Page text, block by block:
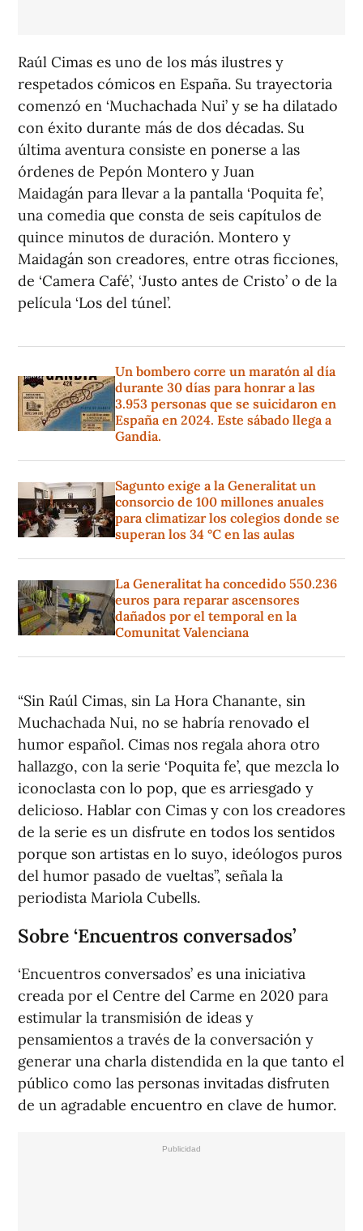
Raúl Cimas es uno de los más ilustres y
respetados cómicos en España. Su trayectoria
comenzó en ‘Muchachada Nui’ y se ha dilatado
con éxito durante más de dos décadas. Su
última aventura consiste en ponerse a las
órdenes de Pepón Montero y Juan
Maidagán para llevar a la pantalla ‘Poquita fe’,
una comedia que consta de seis capítulos de
quince minutos de duración. Montero y
Maidagán son creadores, entre otras ficciones,
de ‘Camera Café’, ‘Justo antes de Cristo’ o de la
película ‘Los del túnel’.
Un bombero corre un maratón al día
durante 30 días para honrar a las
3.953 personas que se suicidaron en
España en 2024. Este sábado llega a
Gandia.
Sagunto exige a la Generalitat un
consorcio de 100 millones anuales
para climatizar los colegios donde se
superan los 34 °C en las aulas
La Generalitat ha concedido 550.236
euros para reparar ascensores
dañados por el temporal en la
Comunitat Valenciana
“Sin Raúl Cimas, sin La Hora Chanante, sin
Muchachada Nui, no se habría renovado el
humor español. Cimas nos regala ahora otro
hallazgo, con la serie ‘Poquita fe’, que mezcla lo
iconoclasta con lo pop, que es arriesgado y
delicioso. Hablar con Cimas y con los creadores
de la serie es un disfrute en todos los sentidos
porque son artistas en lo suyo, ideólogos puros
del humor pasado de vueltas”, señala la
periodista Mariola Cubells.
Sobre ‘Encuentros conversados’
‘Encuentros conversados’ es una iniciativa
creada por el Centre del Carme en 2020 para
estimular la transmisión de ideas y
pensamientos a través de la conversación y
generar una charla distendida en la que tanto el
público como las personas invitadas disfruten
de un agradable encuentro en clave de humor.